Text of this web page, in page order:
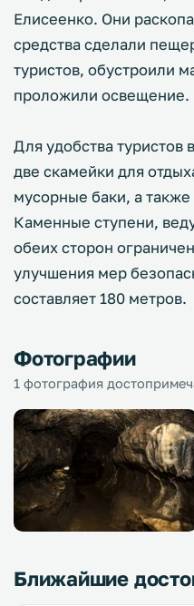
Елисеенко. Они
средства сделали
туристов, обустроили
проложили освещение.
Для удобства туристов
две скамейки для
мусорные баки, а также
Каменные ступени,
обеих сторон
улучшения мер
составляет 180 метров.
Фотографии
1 фотография
Ближайшие